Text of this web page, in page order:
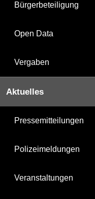
Bürgerbeteiligung
Open Data
Vergaben
Aktuelles
Pressemitteilungen
Polizeimeldungen
Veranstaltungen